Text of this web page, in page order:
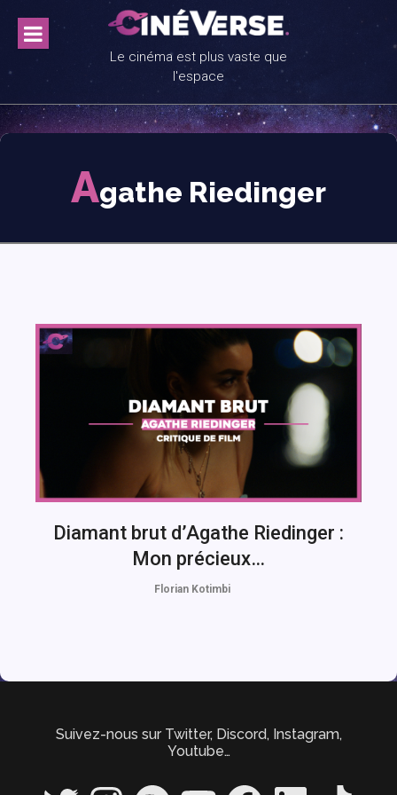
content
Le cinéma est plus vaste que
l'espace
Agathe Riedinger
Diamant brut d’Agathe Riedinger :
Mon précieux…
Florian Kotimbi
Suivez-nous sur Twitter, Discord, Instagram,
Youtube…
Twitter InstagramSpotify YouTube FacebookLinkedIn TikTok